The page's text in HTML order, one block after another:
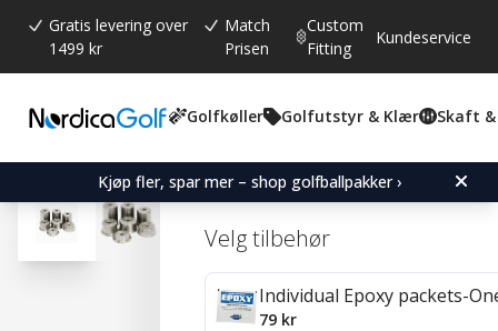
Gratis levering over
1499 kr
Match
Prisen
Custom
Fitting
Kundeservice
Golfkøller Golfutstyr & Klær Skaft &
Kjøp fler, spar mer – shop golfballpakker ›
Gjennomsnittskarakter:
4.8 (stemmer:
83)
Counterweights-Black-
Velg tilbehør
Individual Epoxy packets-
79 kr